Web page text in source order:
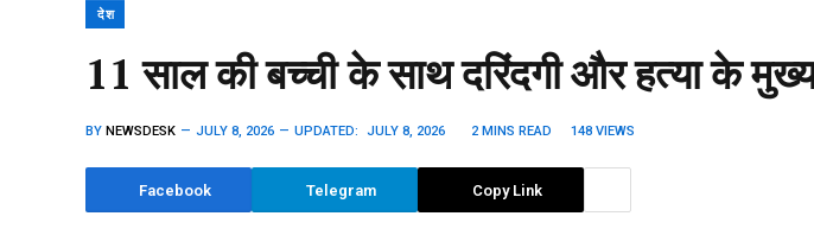
देश
11 साल की बच्ची के साथ दरिंदगी और हत्या के
BY NEWSDESK JULY 8, 2026 UPDATED: JULY 8, 2026 2 MINS READ 148 VIEWS
Facebook Telegram Copy Link